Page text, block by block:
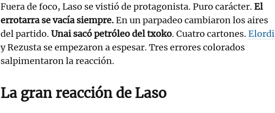
Fuera de foco, Laso se vistió de protagonista. Puro carácter. El
errotarra se vacía siempre.En un parpadeo cambiaron los aires
del partido. Unai sacó petróleo del txoko. Cuatro cartones. Elordi
y Rezusta se empezaron a espesar. Tres errores colorados
salpimentaron la reacción.
La gran reacción de Laso